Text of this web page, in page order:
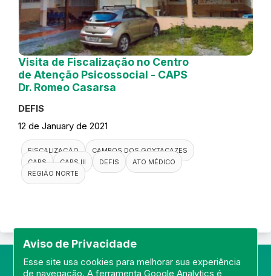
Aviso de Privacidade
Esse site usa cookies para melhorar sua experiência
de navegação. A ferramenta Google Analytics é
Visita de Fiscalização no Centro
de Atenção Psicossocial - CAPS
Dr. Romeo Casarsa
DEFIS
12 de January de 2021
FISCALIZAÇÃO
CAMPOS DOS GOYTACAZES
CAPS
CAPS III DEFIS
ATO MÉDICO
REGIÃO NORTE